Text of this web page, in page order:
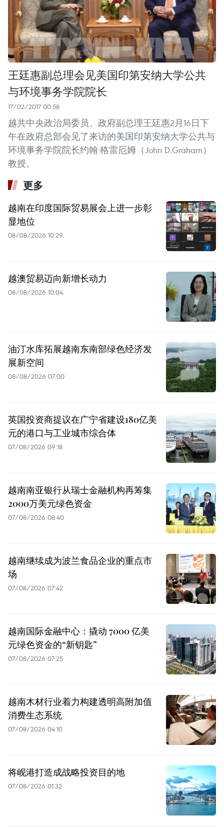
王廷惠副总理会见美国印第安纳大学公共
与环境事务学院院长
17/02/2017 00:58
越共中央政治局委员、政府副总理王廷惠2月16日下
午在政府总部会见了来访的美国印第安纳大学公共与
环境事务学院院长约翰·格雷厄姆（John D.Graham）
教授。
更多
越南在印度国际贸易展会上进一步彰
显地位
08/08/2026 10:29
越澳贸易迈向新增长动力
08/08/2026 10:04
油汀水库拓展越南东南部绿色经济发
展新空间
08/08/2026 07:00
英国投资商提议在广宁省建设180亿美
元的港口与工业城市综合体
07/08/2026 09:18
越南南亚银行从瑞士金融机构再筹集
2000万美元绿色资金
07/08/2026 08:40
越南继续成为波兰食品企业的重点市
场
07/08/2026 07:42
越南国际金融中心：撬动 7000 亿美
元绿色资金的“新钥匙”
07/08/2026 07:25
越南木材行业着力构建透明高附加值
消费生态系统
07/08/2026 04:10
将岘港打造成战略投资目的地
07/08/2026 01:32